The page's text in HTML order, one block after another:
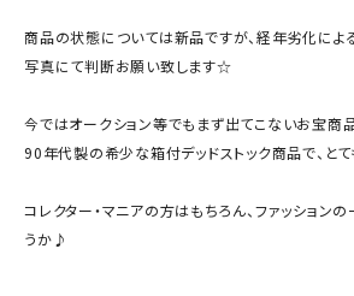
商品の状態については新品ですが、経年劣化によ
写真にて判断お願い致します☆
今ではオークション等でもまず出てこないお宝商品
90年代製の希少な箱付デッドストック商品で、とて
コレクター・マニアの方はもちろん、ファッション
うか♪